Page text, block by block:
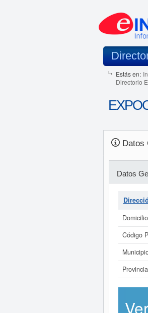
Estás en:
Directorio
Datos
Datos
Código
Provincia